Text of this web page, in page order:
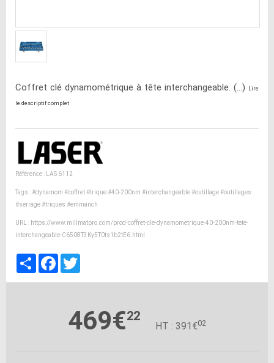
Coffret clé dynamométrique à tête interchangeable. (...) Lire
le descriptif complet
Référence : LAS 6112
Tags :#dynamom #coffret#trique#40-200nm #interchangeable#outillage#outillages
#serrage#triques #emmanch
URL : https://www.millmatpro.com/prod-coffret-cle-dynamometrique-40-200nm-tete-
interchangeable-C6508T3Ky5T0ts1b2tE6.html
PartagerFacebook
469€22
HT : 391€02